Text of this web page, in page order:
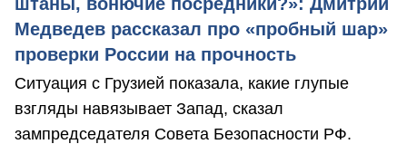
Медведев рассказал про «пробный шар»
проверки России на прочность
Ситуация с Грузией показала, какие глупые
взгляды навязывает Запад, сказал
зампредседателя Совета Безопасности РФ.